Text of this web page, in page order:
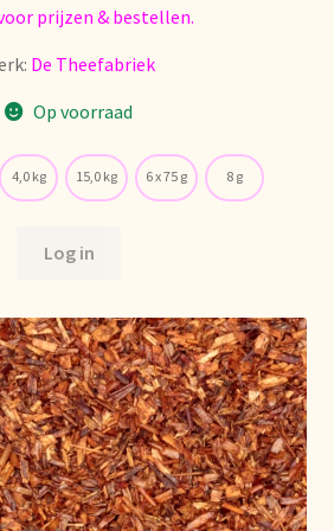
time
prijzen & bestellen.
De Theefabriek
Op voorraad
4,0 kg 15,0 kg 6 x 75 g 8 g
Log in